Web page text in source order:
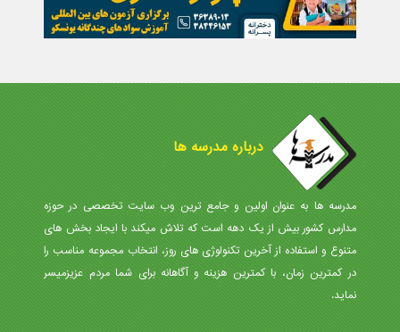
درباره مدرسه ها
مدرسه ها به عنوان اولین و جامع ترین وب سایت تخصصی در حوزه
مدارس کشور بیش از یک دهه است که تلاش میکند با ایجاد بخش های
متنوع و استفاده از آخرین تکنولوژی های روز، انتخاب مجموعه مناسب را
در کمترین زمان، با کمترین هزینه و آگاهانه برای شما مردم عزیزمیسر
نماید.